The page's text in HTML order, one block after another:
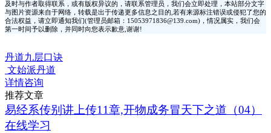
及时与作者取得联系，或有版权异议的，请联系管理员，我们会立即处理，本站部分文字
与图片资源来自于网络，转载是出于传递更多信息之目的,若有来源标注错误或侵犯了您的
合法权益，请立即通知我们(管理员邮箱：15053971836@139.com)，情况属实，我们会
第一时间予以删除，并同时向您表示歉意,谢谢!
丹道九层口诀
文始派丹道
详情咨询
推荐文章
易经系传别讲上传11章,开物成务冒天下之道（04）
在线学习